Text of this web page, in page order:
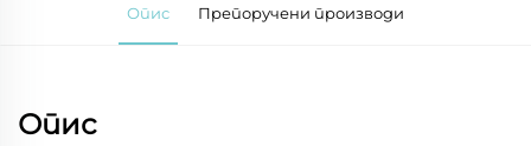
Опис Препоручени производи
Опис